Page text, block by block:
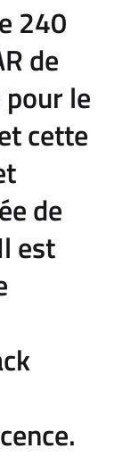
240
de
le
cette
de
est